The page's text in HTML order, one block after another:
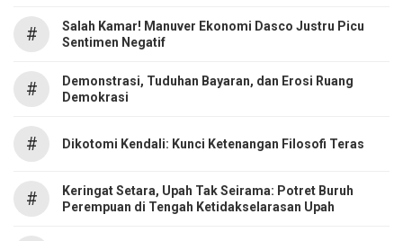
#
Salah Kamar! Manuver Ekonomi Dasco Justru Picu
Sentimen Negatif
#
Demonstrasi, Tuduhan Bayaran, dan Erosi Ruang
Demokrasi
# Dikotomi Kendali: Kunci Ketenangan Filosofi Teras
#
Keringat Setara, Upah Tak Seirama: Potret Buruh
Perempuan di Tengah Ketidakselarasan Upah